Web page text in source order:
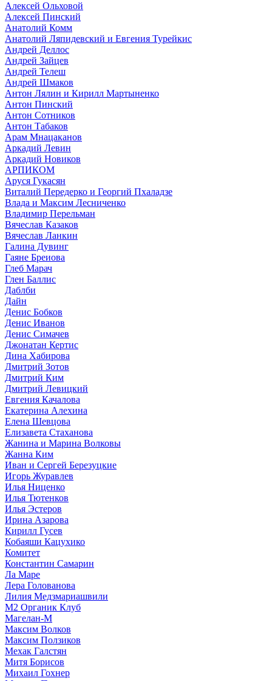
Алексей Ольховой
Алексей Пинский
Анатолий Комм
Анатолий Ляпидевский и Евгения Турейкис
Андрей Деллос
Андрей Зайцев
Андрей Телеш
Андрей Шмаков
Антон Лялин и Кирилл Мартыненко
Антон Пинский
Антон Сотников
Антон Табаков
Арам Мнацаканов
Аркадий Левин
Аркадий Новиков
АРПИКОМ
Аруся Гукасян
Виталий Передерко и Георгий Пхаладзе
Влада и Максим Лесниченко
Владимир Перельман
Вячеслав Казаков
Вячеслав Ланкин
Галина Дувинг
Гаяне Бреиова
Глеб Марач
Глен Баллис
Даблби
Дайн
Денис Бобков
Денис Иванов
Денис Симачев
Джонатан Кертис
Дина Хабирова
Дмитрий Зотов
Дмитрий Ким
Дмитрий Левицкий
Евгения Качалова
Екатерина Алехина
Елена Шевцова
Елизавета Стаханова
Жанина и Марина Волковы
Жанна Ким
Иван и Сергей Березуцкие
Игорь Журавлев
Илья Ниценко
Илья Тютенков
Илья Эстеров
Ирина Азарова
Кирилл Гусев
Кобаяши Кацухико
Комитет
Константин Самарин
Ла Маре
Лера Голованова
Лилия Медзмариашвили
М2 Органик Клуб
Магелан-М
Максим Волков
Максим Ползиков
Мехак Галстян
Митя Борисов
Михаил Гохнер